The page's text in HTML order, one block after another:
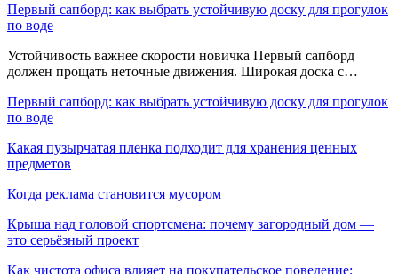
Первый сапборд: как выбрать устойчивую доску для прогулок
по воде
Устойчивость важнее скорости новичка Первый сапборд
должен прощать неточные движения. Широкая доска с…
Первый сапборд: как выбрать устойчивую доску для прогулок
по воде
Какая пузырчатая пленка подходит для хранения ценных
предметов
Когда реклама становится мусором
Крыша над головой спортсмена: почему загородный дом —
это серьёзный проект
Как чистота офиса влияет на покупательское поведение: